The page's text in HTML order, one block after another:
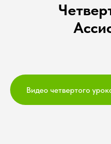
Видео четвертого